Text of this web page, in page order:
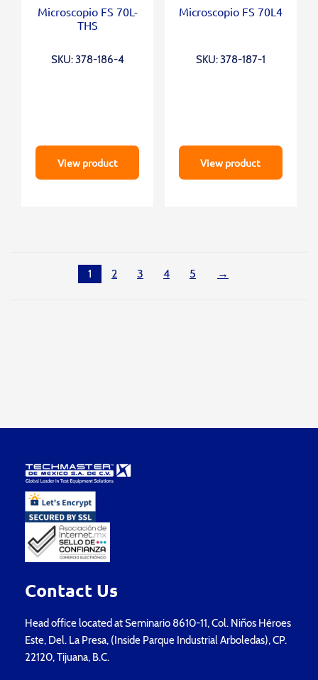
Microscopio FS 70L-
THS
SKU: 378-186-4
View product
Microscopio FS 70L4
SKU: 378-187-1
View product
1 2 3 4 5 →
Contact Us
Head office located at Seminario 8610-11, Col. Niños Héroes
Este, Del. La Presa, (Inside Parque Industrial Arboledas), CP.
22120, Tijuana, B.C.